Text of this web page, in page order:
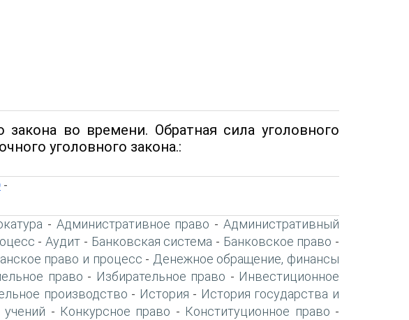
во времени. Обратная сила уголовного
уголовного закона.:
-
- Административное право -Административный
-Аудит - Банковская система - Банковское право -
право и процесс - Денежное обращение, финансы
право - Избирательное право - Инвестиционное
производство - История - История государства и
- Конкурсное право - Конституционное право -